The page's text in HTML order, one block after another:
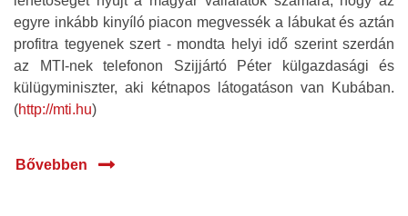
egyre inkább kinyíló piacon megvessék a lábukat és aztán
profitra tegyenek szert - mondta helyi idő szerint szerdán
az MTI-nek telefonon Szijjártó Péter külgazdasági és
külügyminiszter, aki kétnapos látogatáson van Kubában.
(http://mti.hu)
Bővebben